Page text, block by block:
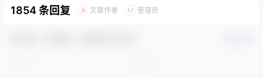
1854 条回复 A 文章作者 M 管理员